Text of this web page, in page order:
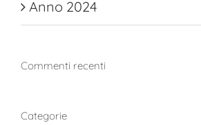
Anno 2024
Commenti recenti
Categorie